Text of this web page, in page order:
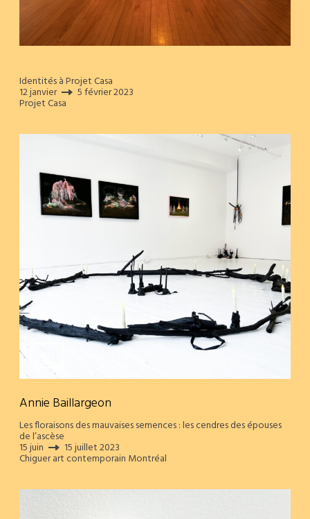
Identités à Projet Casa
12 janvier 5 février 2023
Projet Casa
Annie Baillargeon
Les floraisons des mauvaises semences : les cendres des épouses
de l’ascèse
15 juin 15 juillet 2023
Chiguer art contemporain Montréal